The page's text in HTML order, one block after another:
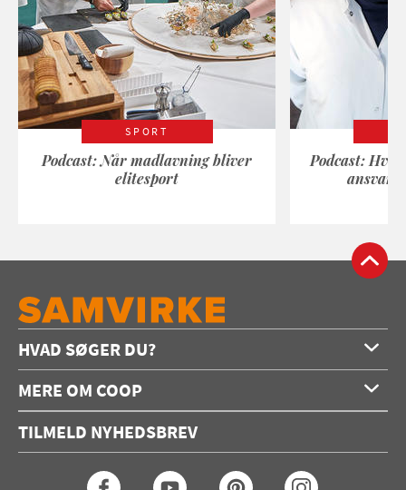
SPORT
Podcast: Når madlavning bliver
elitesport
Podcast:
HVAD SØGER DU?
Opskrifter
Konkurrencer
MERE OM COOP
Annoncering
Coop medlem
TILMELD NYHEDSBREV